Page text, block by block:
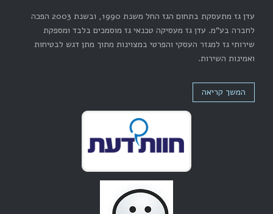
עדן גז מתעסקת בתחום הגז החל משנת 1990, ובשנת 2003 הפכה
לחברה בע"מ. עדן גז מעסיקה טכנאי גז מוסמכים בלבד ומספקת
שירותי גז למגזר העסקי והפרטי במצוינות מתוך מתן דגש לבטיחות
ואמינות השירות.
המשך קריאה